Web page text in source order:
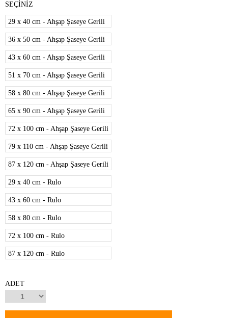
SEÇİNİZ
29 x 40 cm - Ahşap Şaseye Gerili
36 x 50 cm - Ahşap Şaseye Gerili
43 x 60 cm - Ahşap Şaseye Gerili
51 x 70 cm - Ahşap Şaseye Gerili
58 x 80 cm - Ahşap Şaseye Gerili
65 x 90 cm - Ahşap Şaseye Gerili
72 x 100 cm - Ahşap Şaseye Gerili
79 x 110 cm - Ahşap Şaseye Gerili
87 x 120 cm - Ahşap Şaseye Gerili
29 x 40 cm - Rulo
43 x 60 cm - Rulo
58 x 80 cm - Rulo
72 x 100 cm - Rulo
87 x 120 cm - Rulo
ADET